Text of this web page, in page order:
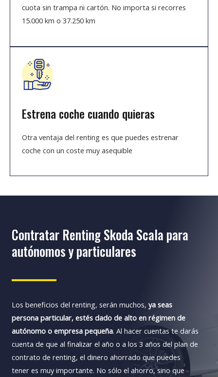
cuota sin trampa ni cartón. No importa si recorres
15.000 km o 37.250 km
Estrena coche cuando quieras
Otra ventaja del renting es que puedes estrenar
coche con un coste muy asequible
Contratar Renting Skoda Scala para
autónomos y particulares
Los beneficios del renting, serán muchos, ya seas
persona particular, estés dado de alto en régimen de
autónomo o empresa pequeña. Al hacer cuentas te darás
cuenta de que al finalizar el año o a los 3 años del plan de
contrato de renting, el dinero ahorrado que puedes
tener es muy importante. No sólo el ahorro, sino que